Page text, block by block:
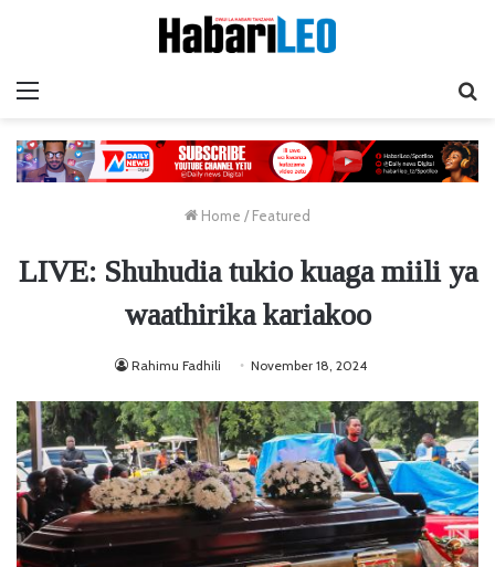
Home / Featured
LIVE: Shuhudia tukio kuaga miili ya
waathirika kariakoo
Rahimu Fadhili November 18, 2024